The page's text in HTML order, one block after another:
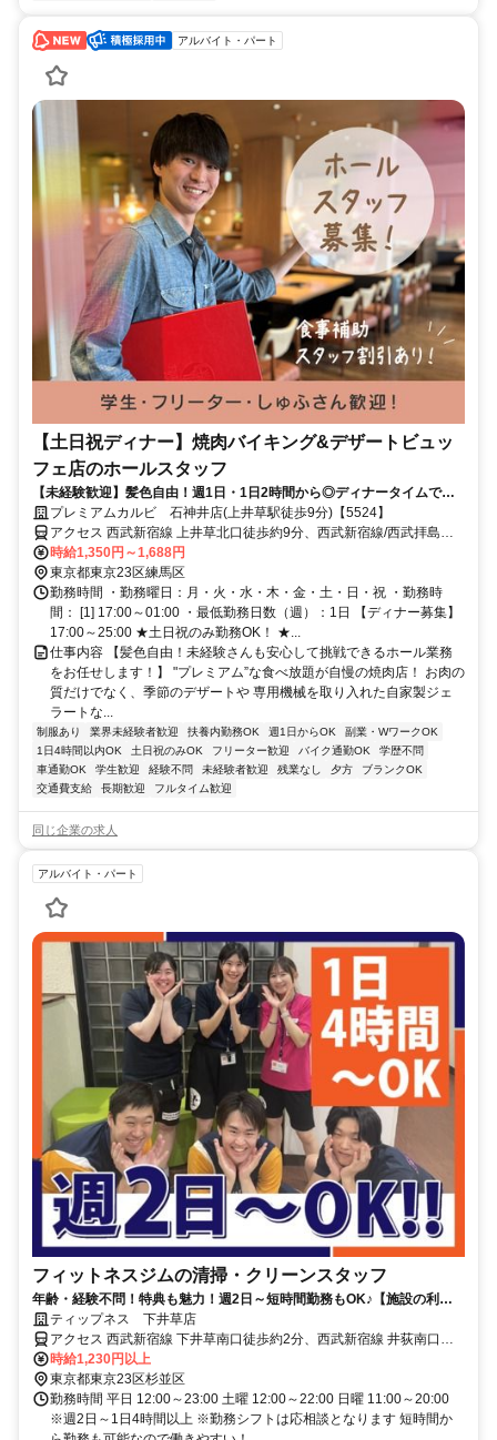
アルバイト・パート
【土日祝ディナー】焼肉バイキング&デザートビュッ
フェ店のホールスタッフ
【未経験歓迎】髪色自由！週1日・1日2時間から◎ディナータイムで勤
務できる方お待ちしております！
プレミアムカルビ 石神井店(上井草駅徒歩9分)【5524】
アクセス 西武新宿線 上井草北口徒歩約9分、西武新宿線/西武拝島線
井荻北口徒歩約10分、西武新宿線 下井草北口徒歩約21分 ★自転車・
バイク通勤OK
時給1,350円～1,688円
東京都東京23区練馬区
勤務時間 ・勤務曜日：月・火・水・木・金・土・日・祝 ・勤務時
間： [1] 17:00～01:00 ・最低勤務日数（週）：1日 【ディナー募集】
17:00～25:00 ★土日祝のみ勤務OK！ ★...
仕事内容 【髪色自由！未経験さんも安心して挑戦できるホール業務
をお任せします！】 "プレミアム”な食べ放題が自慢の焼肉店！ お肉の
質だけでなく、季節のデザートや 専用機械を取り入れた自家製ジェ
ラートな...
制服あり 業界未経験者歓迎 扶養内勤務OK 週1日からOK
副業・WワークOK
1日4時間以内OK
土日祝のみOK フリーター歓迎 バイク通勤OK
学歴不問
車通勤OK
学生歓迎 経験不問 未経験者歓迎 残業なし 夕方
ブランクOK
交通費支給
長期歓迎 フルタイム歓迎
同じ企業の求人
アルバイト・パート
フィットネスジムの清掃・クリーンスタッフ
年齢・経験不問！特典も魅力！週2日～短時間勤務もOK♪【施設の利用
無料】お仕事の後に、軽い運動などもできる環境です！
ティップネス 下井草店
アクセス 西武新宿線 下井草南口徒歩約2分、西武新宿線 井荻南口徒
歩約12分、西武新宿線 鷺ノ宮北口徒歩約19分
時給1,230円以上
東京都東京23区杉並区
勤務時間 平日 12:00～23:00 土曜 12:00～22:00 日曜 11:00～20:00
※週2日～1日4時間以上 ※勤務シフトは応相談となります 短時間か